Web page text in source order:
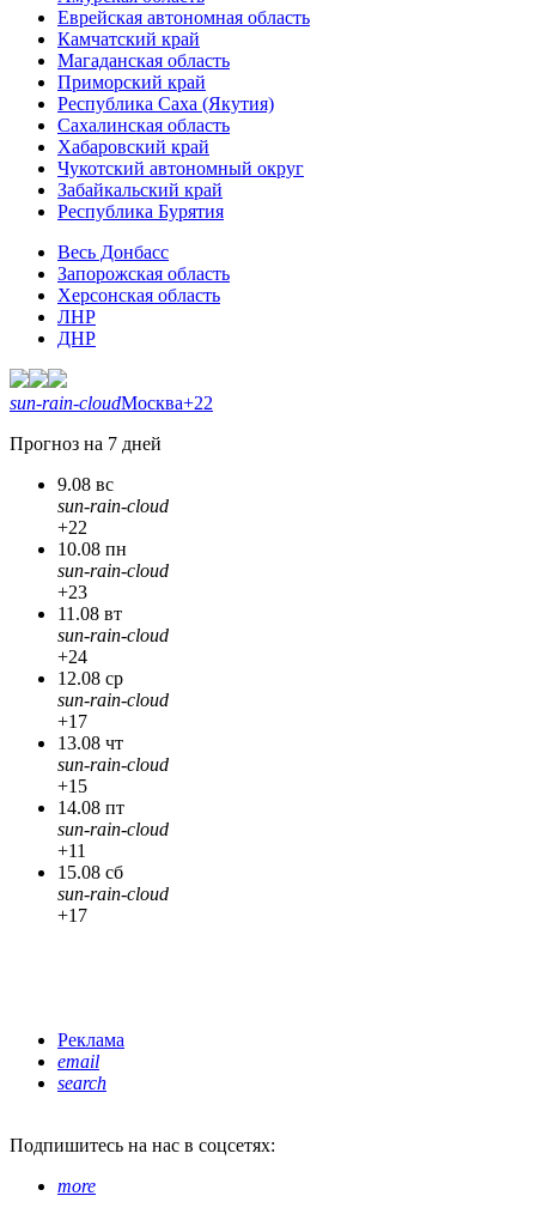
Еврейская автономная область
Камчатский край
Магаданская область
Приморский край
Республика Саха (Якутия)
Сахалинская область
Хабаровский край
Чукотский автономный округ
Забайкальский край
Республика Бурятия
Весь Донбасс
Запорожская область
Херсонская область
ЛНР
ДНР
sun-rain-cloudМосква+22
Прогноз на 7 дней
9.08 вс
sun-rain-cloud
+22
10.08 пн
sun-rain-cloud
+23
11.08 вт
sun-rain-cloud
+24
12.08 ср
sun-rain-cloud
+17
13.08 чт
sun-rain-cloud
+15
14.08 пт
sun-rain-cloud
+11
15.08 сб
sun-rain-cloud
+17
Реклама
email
search
Подпишитесь на нас в соцсетях:
more